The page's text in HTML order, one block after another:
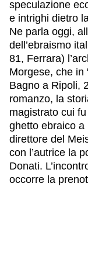
speculazione
e intrighi dietro
Ne parla oggi,
dell’ebraismo
81, Ferrara)
Morgese, che in
Bagno a Ripoli,
romanzo, la
magistrato cui
ghetto ebraico a
direttore del
con l’autrice la
Donati.
occorre la